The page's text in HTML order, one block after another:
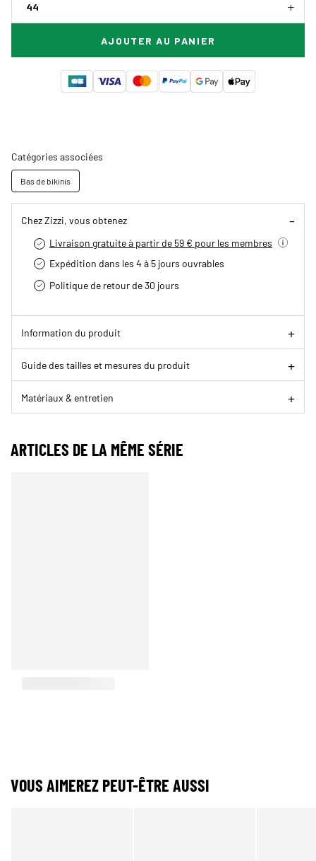
44
AJOUTER AU PANIER
Catégories associées
Bas de bikinis
Chez Zizzi, vous obtenez
Livraison gratuite à partir de 59 € pour les membres
Expédition dans les 4 à 5 jours ouvrables
Politique de retour de 30 jours
Information du produit
Guide des tailles et mesures du produit
Matériaux & entretien
ARTICLES DE LA MÊME SÉRIE
VOUS AIMEREZ PEUT-ÊTRE AUSSI